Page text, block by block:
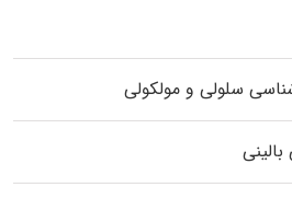
سلولی و مولکولی